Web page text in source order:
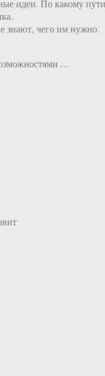
идеи. По какому пути
знают, чего им нужно.
…